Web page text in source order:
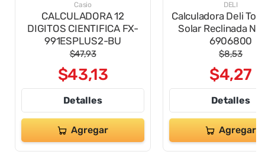
Casio
CALCULADORA 12
DIGITOS CIENTIFICA FX-
991ESPLUS2-BU
$47,93
$43,13
Detalles
Agregar
DELI
Calculadora Deli Touch
Solar Reclinada
6906800
$8,53
$4,27
Detalles
Agregar